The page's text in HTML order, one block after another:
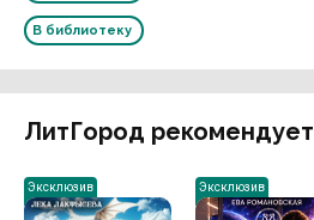
В библиотеку
ЛитГород рекомендует
Эксклюзив Эксклюзив